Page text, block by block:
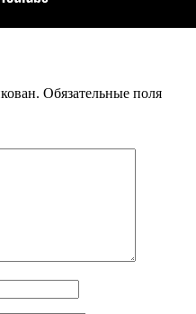
Обязательные поля